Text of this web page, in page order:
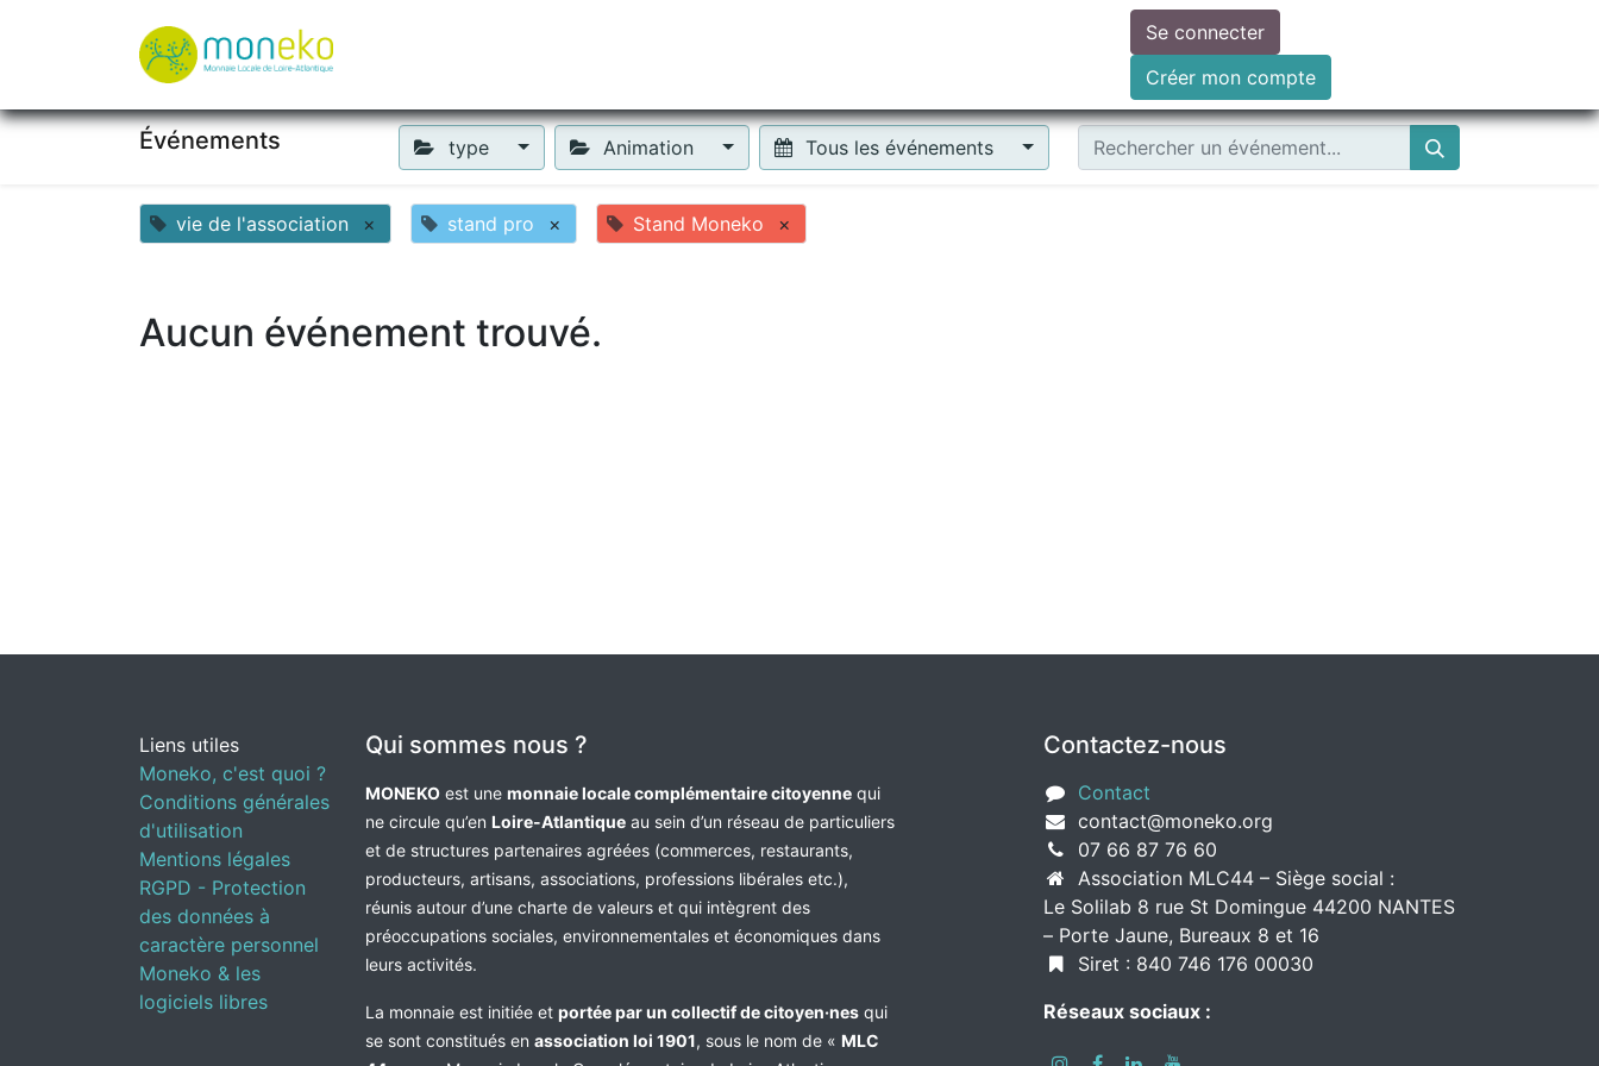
Faire un don
Se connecter
Créer mon compte
Événements type Animation Tous les événements
vie de l'association × stand pro × Stand Moneko ×
Aucun événement trouvé.
Liens utiles
Moneko, c'est quoi ?
Conditions générales
d'utilisation
Mentions légales
RGPD - Protection
des données à
caractère personnel
Moneko & les
logiciels libres
Qui sommes nous ?
MONEKO est une monnaie locale complémentaire citoyenne qui
ne circule qu’en Loire-Atlantique au sein d’un réseau de particuliers
et de structures partenaires agréées (commerces, restaurants,
producteurs, artisans, associations, professions libérales etc.),
réunis autour d’une charte de valeurs et qui intègrent des
préoccupations sociales, environnementales et économiques dans
leurs activités.
La monnaie est initiée et portée par un collectif de citoyen·nes qui
se sont constitués en association loi 1901, sous le nom de « MLC
Contactez-nous
Contact
contact@moneko.org
07 66 87 76 60
Association MLC44 – Siège social :
Le Solilab 8 rue St Domingue 44200 NANTES
– Porte Jaune, Bureaux 8 et 16
Siret : 840 746 176 00030
Réseaux sociaux :